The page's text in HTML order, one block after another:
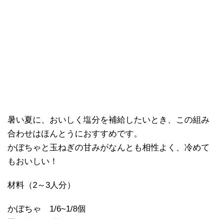
暑い夏に、おいしく塩分を補給したいとき、この組み
合わせはほんとうにおすすめです。
かぼちゃと玉ねぎの甘みがなんとも相性よく、冷めて
もおいしい！
材料（2～3人分）
かぼちゃ 1/6~1/8個